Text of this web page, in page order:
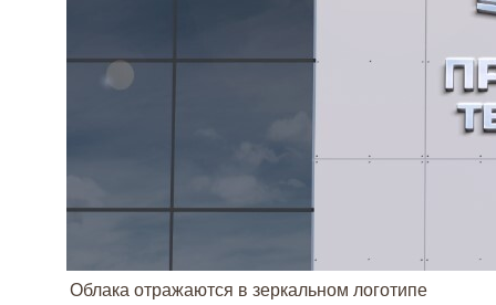
Облака отражаются в зеркальном логотипе